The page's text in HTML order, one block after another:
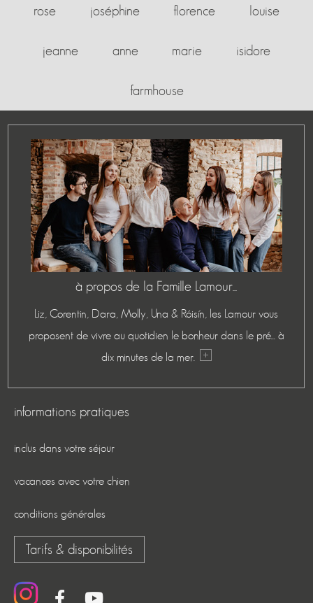
rose joséphine florence louise
jeanne anne marie isidore
farmhouse
à propos de la Famille Lamour...
Liz, Corentin, Dara, Molly, Una & Róisín, les Lamour vous
proposent de vivre au quotidien le bonheur dans le pré... à
dix minutes de la mer.
informations pratiques
inclus dans votre séjour
vacances avec votre chien
conditions générales
Tarifs & disponibilités